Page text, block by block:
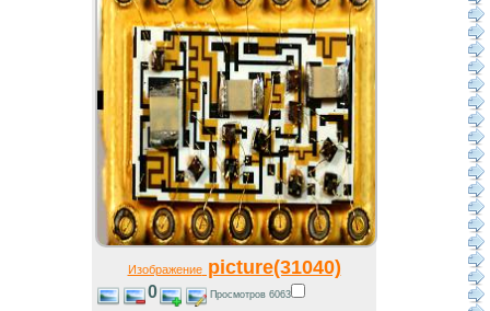
Изображениеpicture(31040)
0 Просмотров 6063